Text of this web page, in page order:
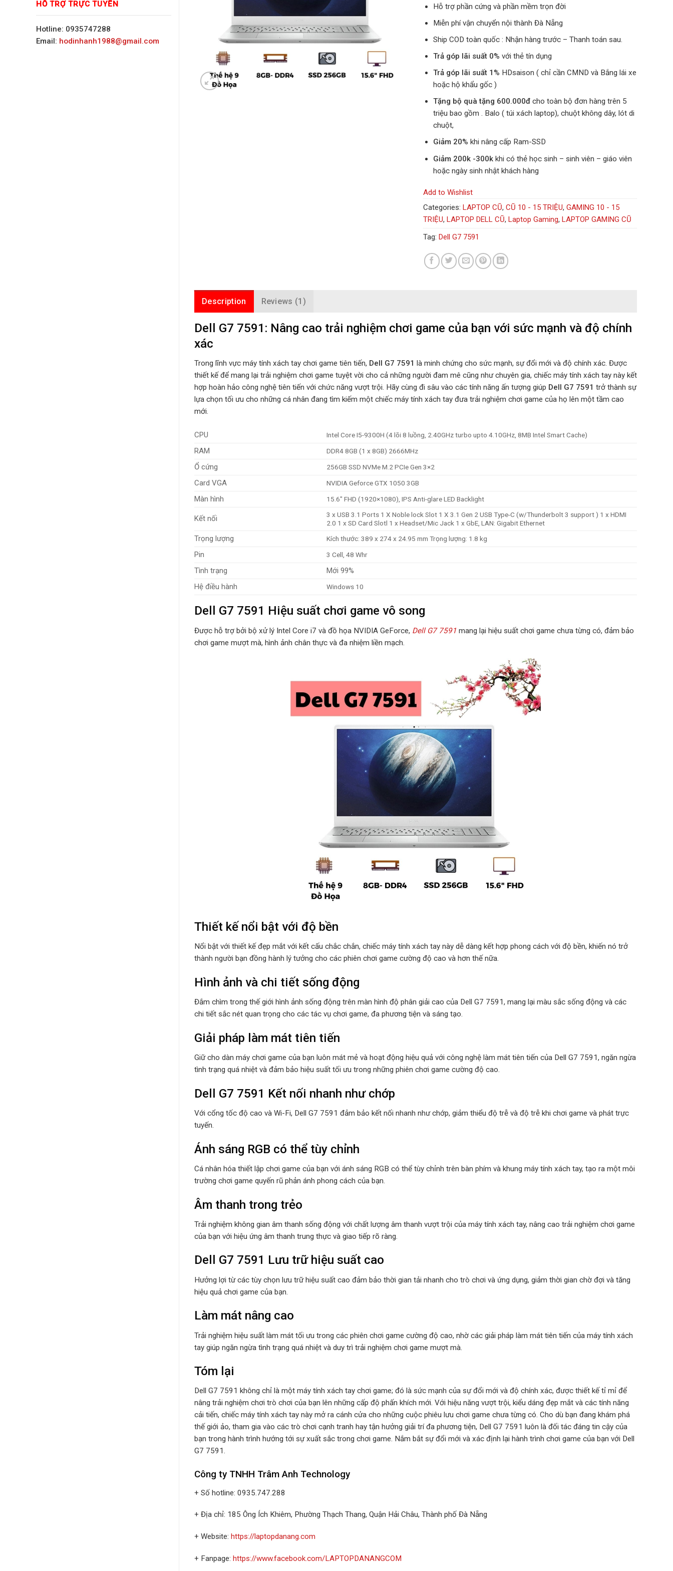
HỖ TRỢ TRỰC TUYẾN
Hotline: 0935747288
Email: hodinhanh1988@gmail.com
Hỗ trợ phần cứng và phần mềm trọn đời
Miễn phí vận chuyển nội thành Đà Nẵng
Ship COD toàn quốc : Nhận hàng trước – Thanh toán sau.
Trả góp lãi suất 0% với thẻ tín dụng
Trả góp lãi suất 1% HDsaison ( chỉ cần CMND và Bắng lái xe
hoặc hộ khẩu gốc )
Tặng bộ quà tặng 600.000đ cho toàn bộ đơn hàng trên 5
triệu bao gồm . Balo ( túi xách laptop), chuột không dây, lót di
chuột,
Giảm 20% khi nâng cấp Ram-SSD
Giảm 200k -300k khi có thẻ học sinh – sinh viên – giáo viên
hoặc ngày sinh nhật khách hàng
Add to Wishlist
Categories: LAPTOP CŨ, CŨ 10 - 15 TRIỆU, GAMING 10 - 15
TRIỆU, LAPTOP DELL CŨ, Laptop Gaming, LAPTOP GAMING CŨ
Tag: Dell G7 7591
Description Reviews (1)
Dell G7 7591: Nâng cao trải nghiệm chơi game của bạn với sức mạnh và độ chính
xác
Trong lĩnh vực máy tính xách tay chơi game tiên tiến, Dell G7 7591
là minh chứng cho sức mạnh, sự đổi mới và độ chính xác. Được
thiết kế để mang lại trải nghiệm chơi game tuyệt vời cho cả những người đam mê cũng như chuyên gia, chiếc máy tính xách tay này kết
hợp hoàn hảo công nghệ tiên tiến với chức năng vượt trội. Hãy cùng đi sâu vào các tính năng ấn tượng giúp Dell G7 7591 trở thành sự
lựa chọn tối ưu cho những cá nhân đang tìm kiếm một chiếc máy tính xách tay đưa trải nghiệm chơi game của họ lên một tầm cao
mới.
CPU Intel Core I5-9300H (4 lõi 8 luồng, 2.40GHz turbo upto 4.10GHz, 8MB Intel Smart Cache)
RAM DDR4 8GB (1 x 8GB) 2666MHz
Ổ cứng 256GB SSD NVMe M.2 PCIe Gen 3×2
Card VGA NVIDIA Geforce GTX 1050 3GB
Màn hình 15.6″ FHD (1920×1080), IPS Anti-glare LED Backlight
Kết nối
3 x USB 3.1 Ports 1 X Noble lock Slot 1 X 3.1 Gen 2 USB Type-C (w/Thunderbolt 3 support ) 1 x HDMI
2.0 1 x SD Card Slotl 1 x Headset/Mic Jack 1 x GbE, LAN: Gigabit Ethernet
Trọng lượng Kích thước: 389 x 274 x 24.95 mm Trọng lượng: 1.8 kg
Pin 3 Cell, 48 Whr
Tình trạng
Mới 99%
Hệ điều hành
Windows 10
Dell G7 7591 Hiệu suất chơi game vô song
Được hỗ trợ bởi bộ xử lý Intel Core i7 và đồ họa NVIDIA GeForce, Dell G7 7591 mang lại hiệu suất chơi game chưa từng có, đảm bảo
chơi game mượt mà, hình ảnh chân thực và đa nhiệm liền mạch.
Thiết kế nổi bật với độ bền
Nổi bật với thiết kế đẹp mắt với kết cấu chắc chắn, chiếc máy tính xách tay này dễ dàng kết hợp phong cách với độ bền, khiến nó trở
thành người bạn đồng hành lý tưởng cho các phiên chơi game cường độ cao và hơn thế nữa.
Hình ảnh và chi tiết sống động
Đắm chìm trong thế giới hình ảnh sống động trên màn hình độ phân giải cao của Dell G7 7591, mang lại màu sắc sống động và các
chi tiết sắc nét quan trọng cho các tác vụ chơi game, đa phương tiện và sáng tạo.
Giải pháp làm mát tiên tiến
Giữ cho dàn máy chơi game của bạn luôn mát mẻ và hoạt động hiệu quả với công nghệ làm mát tiên tiến của Dell G7 7591, ngăn ngừa
tình trạng quá nhiệt và đảm bảo hiệu suất tối ưu trong những phiên chơi game cường độ cao.
Dell G7 7591 Kết nối nhanh như chớp
Với cổng tốc độ cao và Wi-Fi, Dell G7 7591 đảm bảo kết nối nhanh như chớp, giảm thiểu độ trễ và độ trễ khi chơi game và phát trực
tuyến.
Ánh sáng RGB có thể tùy chỉnh
Cá nhân hóa thiết lập chơi game của bạn với ánh sáng RGB có thể tùy chỉnh trên bàn phím và khung máy tính xách tay, tạo ra một môi
trường chơi game quyến rũ phản ánh phong cách của bạn.
Âm thanh trong trẻo
Trải nghiệm không gian âm thanh sống động với chất lượng âm thanh vượt trội của máy tính xách tay, nâng cao trải nghiệm chơi game
của bạn với hiệu ứng âm thanh trung thực và giao tiếp rõ ràng.
Dell G7 7591 Lưu trữ hiệu suất cao
Hưởng lợi từ các tùy chọn lưu trữ hiệu suất cao đảm bảo thời gian tải nhanh cho trò chơi và ứng dụng, giảm thời gian chờ đợi và tăng
hiệu quả chơi game của bạn.
Làm mát nâng cao
Trải nghiệm hiệu suất làm mát tối ưu trong các phiên chơi game cường độ cao, nhờ các giải pháp làm mát tiên tiến của máy tính xách
tay giúp ngăn ngừa tình trạng quá nhiệt và duy trì trải nghiệm chơi game mượt mà.
Tóm lại
Dell G7 7591 không chỉ là một máy tính xách tay chơi game; đó là sức mạnh của sự đổi mới và độ chính xác, được thiết kế tỉ mỉ để
nâng trải nghiệm chơi trò chơi của bạn lên những cấp độ phấn khích mới. Với hiệu năng vượt trội, kiểu dáng đẹp mắt và các tính năng
cải tiến, chiếc máy tính xách tay này mở ra cánh cửa cho những cuộc phiêu lưu chơi game chưa từng có. Cho dù bạn đang khám phá
thế giới ảo, tham gia vào các trò chơi cạnh tranh hay tận hưởng giải trí đa phương tiện, Dell G7 7591 luôn là đối tác đáng tin cậy của
bạn trong hành trình hướng tới sự xuất sắc trong chơi game. Nắm bắt sự đổi mới và xác định lại hành trình chơi game của bạn với Dell
G7 7591.
Công ty TNHH Trâm Anh Technology
+ Số hotline: 0935.747.288
+ Địa chỉ: 185 Ông Ích Khiêm, Phường Thạch Thang, Quận Hải Châu, Thành phố Đà Nẵng
+ Website: https://laptopdanang.com
+ Fanpage: https://www.facebook.com/LAPTOPDANANGCOM